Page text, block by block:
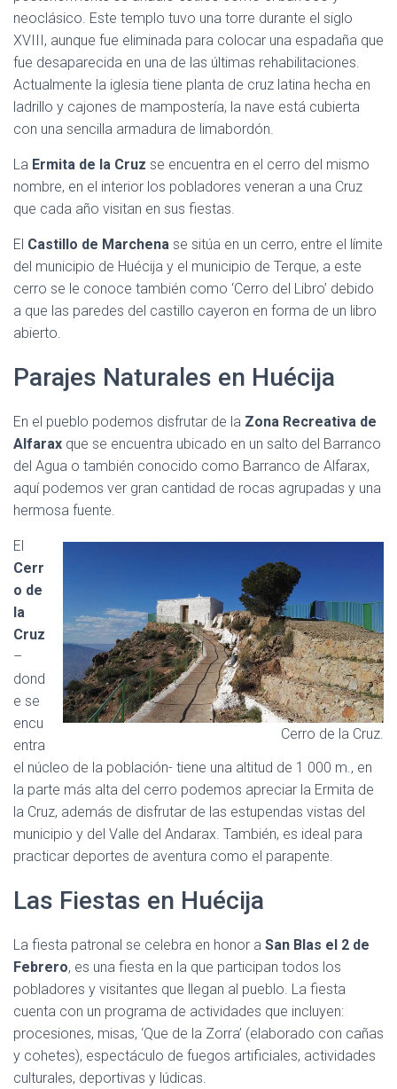
neoclásico. Este templo tuvo una torre durante el siglo
XVIII, aunque fue eliminada para colocar una espadaña que
fue desaparecida en una de las últimas rehabilitaciones.
Actualmente la iglesia tiene planta de cruz latina hecha en
ladrillo y cajones de mampostería, la nave está cubierta
con una sencilla armadura de limabordón.
La Ermita de la Cruz se encuentra en el cerro del mismo
nombre, en el interior los pobladores veneran a una Cruz
que cada año visitan en sus fiestas.
El Castillo de Marchena se sitúa en un cerro, entre el límite
del municipio de Huécija y el municipio de Terque, a este
cerro se le conoce también como ‘Cerro del Libro’ debido
a que las paredes del castillo cayeron en forma de un libro
abierto.
Parajes Naturales en Huécija
En el pueblo podemos disfrutar de la Zona Recreativa de
Alfarax que se encuentra ubicado en un salto del Barranco
del Agua o también conocido como Barranco de Alfarax,
aquí podemos ver gran cantidad de rocas agrupadas y una
hermosa fuente.
Cerro de la Cruz.
El
Cerr
o de
la
Cruz
–
dond
e se
encu
entra
el núcleo de la población- tiene una altitud de 1 000 m., en
la parte más alta del cerro podemos apreciar la Ermita de
la Cruz, además de disfrutar de las estupendas vistas del
municipio y del Valle del Andarax. También, es ideal para
practicar deportes de aventura como el parapente.
Las Fiestas en Huécija
La fiesta patronal se celebra en honor a San Blas el 2 de
Febrero, es una fiesta en la que participan todos los
pobladores y visitantes que llegan al pueblo. La fiesta
cuenta con un programa de actividades que incluyen:
procesiones, misas, ‘Que de la Zorra’ (elaborado con cañas
y cohetes), espectáculo de fuegos artificiales, actividades
culturales, deportivas y lúdicas.